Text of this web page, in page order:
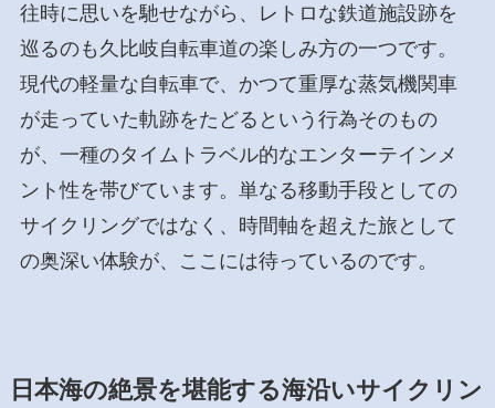
往時に思いを馳せながら、レトロな鉄道施設跡を
巡るのも久比岐自転車道の楽しみ方の一つです。
現代の軽量な自転車で、かつて重厚な蒸気機関車
が走っていた軌跡をたどるという行為そのもの
が、一種のタイムトラベル的なエンターテインメ
ント性を帯びています。単なる移動手段としての
サイクリングではなく、時間軸を超えた旅として
の奥深い体験が、ここには待っているのです。
日本海の絶景を堪能する海沿いサイクリン